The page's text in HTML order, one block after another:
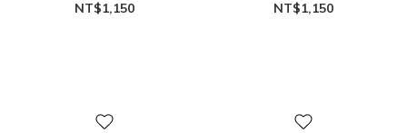
NT$1,150 NT$1,150